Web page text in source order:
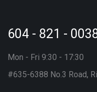
604 - 821 -
Mon - Fri 9:30 - 17:30
#635-6388 No.3 Road,